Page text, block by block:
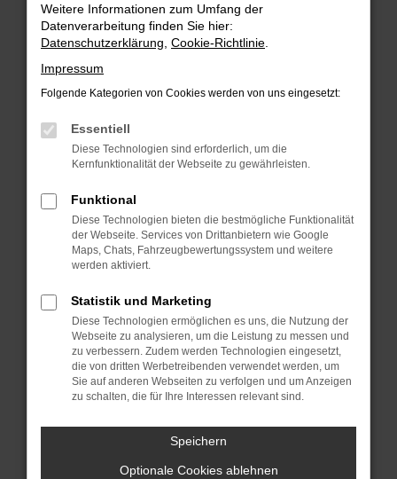
Überprüfe deine Firewall und deine
Internetverbindung.
Laden andere Webseiten, zum Beispiel deine
Suchmaschine?
Prüfe deine Browsererweiterungen.
können das Laden bestimmter Seiten
verhindern. Funktioniert die Seite in einem
Fenster?
Starte dein Gerät neu.
Das kann manchmal helfen, vorübergehende
Probleme zu beheben.
Betriebssystem auf dem neuesten Stand
sind.
Veraltete Software birgt nicht nur ein
Sicherheitsrisiko, sondern kann auch dazu
führen, dass bestimmte Funktionen nicht mehr
unterstützt werden.
Wende dich an den Webseitenbetreiber.
Wenn du alle oben genannten Schritte versucht
hast, kontaktiere uns bitte. Wir werden
Weitere Informationen zum Umfang der
Datenverarbeitung finden Sie hier:
Datenschutzerklärung Cookie-Richtlinie
Impressum
Folgende Kategorien von Cookies werden von uns eingesetzt:
Essentiell
Diese Technologien sind erforderlich, um die
Kernfunktionalität der Webseite zu gewährleisten.
Funktional
Diese Technologien bieten die bestmögliche Funktionalität
der Webseite. Services von Drittanbietern wie Google
Maps, Chats, Fahrzeugbewertungssystem und weitere
werden aktiviert.
Statistik und Marketing
Diese Technologien ermöglichen es uns, die Nutzung der
Webseite zu analysieren, um die Leistung zu messen und
zu verbessern. Zudem werden Technologien eingesetzt,
die von dritten Werbetreibenden verwendet werden, um
Sie auf anderen Webseiten zu verfolgen und um Anzeigen
zu schalten, die für Ihre Interessen relevant sind.
Speichern
Optionale Cookies ablehnen